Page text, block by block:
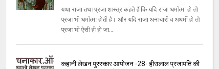
यथा राजा तथा प्रजा शास्त्र कहते हैं कि यदि राजा धर्मात्मा हो तो
प्रजा भी धर्मात्मा होती है। और यदि राजा अनाचारी व अधर्मी हो तो
प्रजा भी ऐसी ही हो जा...
कहानी लेखन पुरस्कार आयोजन -28- हीरालाल प्रजापति की